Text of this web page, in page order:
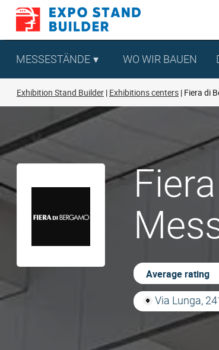
Zum
springen
MESSESTÄNDE WO WIR BAUEN
Exhibition Stand Builder Exhibitions centers Fiera di
Average rating
Via Lunga,